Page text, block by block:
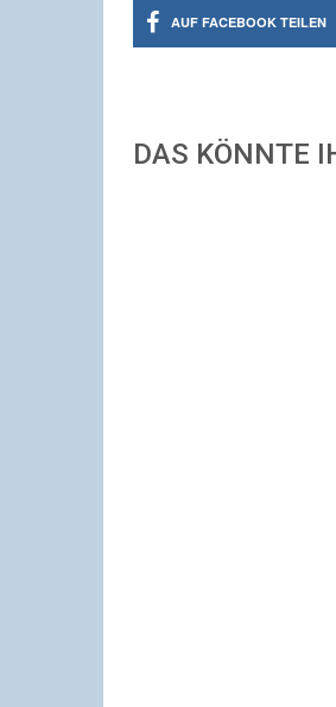
AUF FACEBOOK TEILEN
DAS KÖNNTE